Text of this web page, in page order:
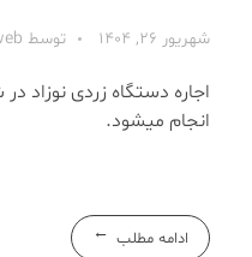
شهریور 26, 1404 توسط
اجاره دستگاه زردی نوزاد
انجام میشود.
ادامه مطلب